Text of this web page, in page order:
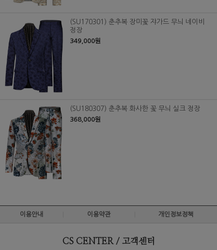
(SU170301) 춘추복 장미꽃 쟈가드 무늬 네이비
정장
349,000원
(SU180307) 춘추복 화사한 꽃 무늬 실크 정장
368,000원
이용안내 이용약관 개인정보정책
CS CENTER / 고객센터